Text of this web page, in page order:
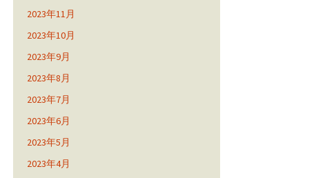
2023年11月
2023年10月
2023年9月
2023年8月
2023年7月
2023年6月
2023年5月
2023年4月